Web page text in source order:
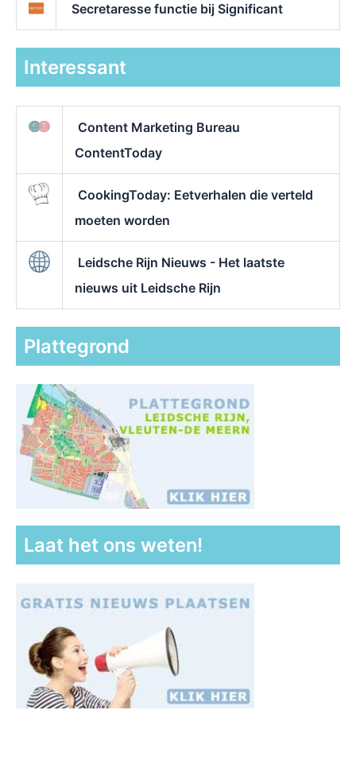
Secretaresse functie bij Significant
Interessant
Content Marketing Bureau
ContentToday
CookingToday: Eetverhalen die verteld
moeten worden
Leidsche Rijn Nieuws - Het laatste
nieuws uit Leidsche Rijn
Plattegrond
Laat het ons weten!